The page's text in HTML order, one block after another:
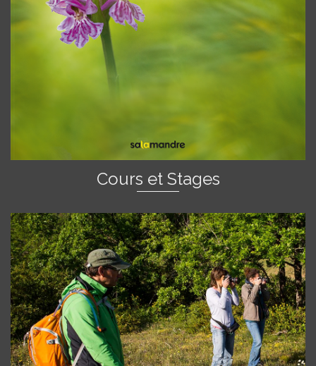
Cours et Stages